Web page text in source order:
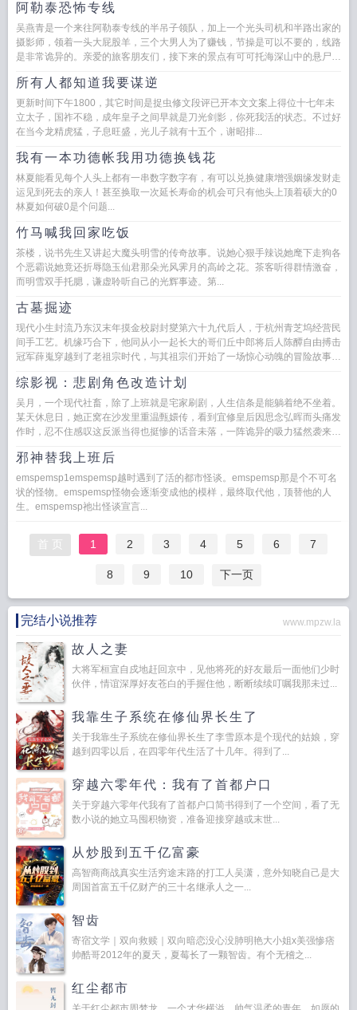
阿勒泰恐怖专线
吴燕青是一个来往阿勒泰专线的半吊子领队，加上一个光头司机和半路出家的
摄影师，领着一头大屁股羊，三个大男人为了赚钱，节操是可以不要的，线路
是非常诡异的。亲爱的旅客朋友们，接下来的景点有可可托海深山中的悬尸巨
所有人都知道我要谋逆
更新时间下午1800，其它时间是捉虫修文段评已开本文文案上得位十七年未
立太子，国祚不稳，成年皇子之间早就是刀光剑影，你死我活的状态。不过好
在当今龙精虎猛，子息旺盛，光儿子就有十五个，谢昭排...
我有一本功德帐我用功德换钱花
林夏能看见每个人头上都有一串数字数字有，有可以兑换健康增强姻缘发财走
运见到死去的亲人！甚至换取一次延长寿命的机会可只有他头上顶着硕大的0
林夏如何破0是个问题...
竹马喊我回家吃饭
茶楼，说书先生又讲起大魔头明雪的传奇故事。说她心狠手辣说她麾下走狗各
个恶霸说她竟还折辱隐玉仙君那朵光风霁月的高岭之花。茶客听得群情激奋，
而明雪双手托腮，谦虚聆听自己的光辉事迹。第...
古墓掘迹
现代小生封流乃东汉末年摸金校尉封燮第六十九代后人，于杭州青芝坞经营民
间手工艺。机缘巧合下，他同从小一起长大的哥们丘中郎将后人陈醰自由搏击
冠军薛嵬穿越到了老祖宗时代，与其祖宗们开始了一场惊心动魄的冒险故事。
综影视：悲剧角色改造计划
吴月，一个现代社畜，除了上班就是宅家刷剧，人生信条是能躺着绝不坐着。
某天休息日，她正窝在沙发里重温甄嬛传，看到宜修皇后因思念弘晖而头痛发
作时，忍不住感叹这反派当得也挺惨的话音未落，一阵诡异的吸力猛然袭来再
邪神替我上班后
emspemsp1emspemsp越时遇到了活的都市怪谈。emspemsp那是个不可名
状的怪物。emspemsp怪物会逐渐变成他的模样，最终取代他，顶替他的人
生。emspemsp祂出怪谈宣言...
首 页 1 2 3 4 5 6 7
8 9 10 下一页
完结小说推荐 www.mpzw.la
故人之妻
大将军桓宣自戍地赶回京中，见他将死的好友最后一面他们少时
伙伴，情谊深厚好友苍白的手握住他，断断续续叮嘱我那未过...
我靠生子系统在修仙界长生了
关于我靠生子系统在修仙界长生了李雪原本是个现代的姑娘，穿
越到四零以后，在四零年代生活了十几年。得到了...
穿越六零年代：我有了首都户口
关于穿越六零年代我有了首都户口简书得到了一个空间，看了无
数小说的她立马囤积物资，准备迎接穿越或末世...
从炒股到五千亿富豪
高智商商战真实生活穷途末路的打工人吴潇，意外知晓自己是大
周国首富五千亿财产的三十名继承人之一...
智齿
寄宿文学｜双向救赎｜双向暗恋没心没肺明艳大小姐x美强惨痞
帅酷哥2012年的夏天，夏莓长了一颗智齿。有个无稽之...
红尘都市